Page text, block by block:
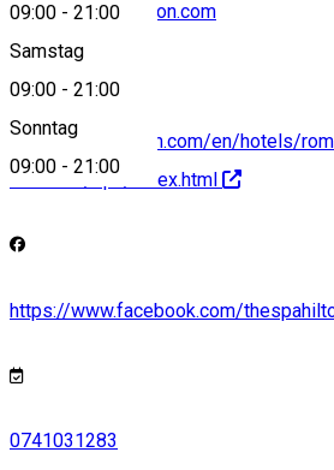
09:00 - 21:00
Samstag
09:00 - 21:00
Sonntag
09:00 - 21:00
receptie.spa@hilton.com
http://www3.hilton.com/en/hotels/
SBZHIHI/spa/index.html
https://www.facebook.com/
0741031283